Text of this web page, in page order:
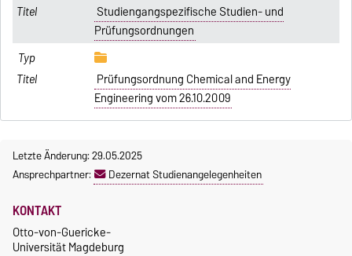
Studiengangspezifische Studien- und
Prüfungsordnungen
Prüfungsordnung Chemical and Energy
Engineering vom 26.10.2009
Letzte Änderung: 29.05.2025
Ansprechpartner:
Dezernat Studienangelegenheiten
KONTAKT
Otto-von-Guericke-
Universität Magdeburg